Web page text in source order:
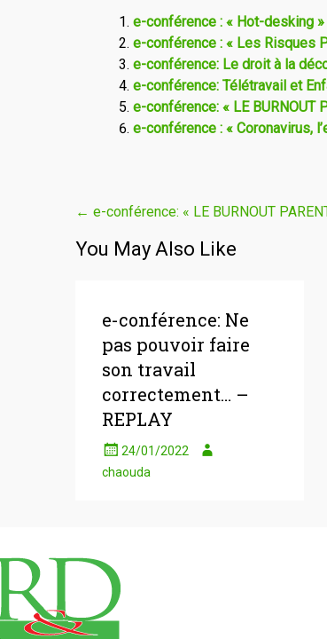
e-conférence : « Hot-desking »
e-conférence : « Les Risques
e-conférence: Le droit à la
e-conférence: Télétravail et
e-conférence: « LE BURNOUT
e-conférence : « Coronavirus,
Navigation
de
← e-conférence: « LE BURNOUT
You May Also Like
e-conférence: Ne
pas pouvoir faire
son travail
correctement… –
REPLAY
24/01/2022
chaouda